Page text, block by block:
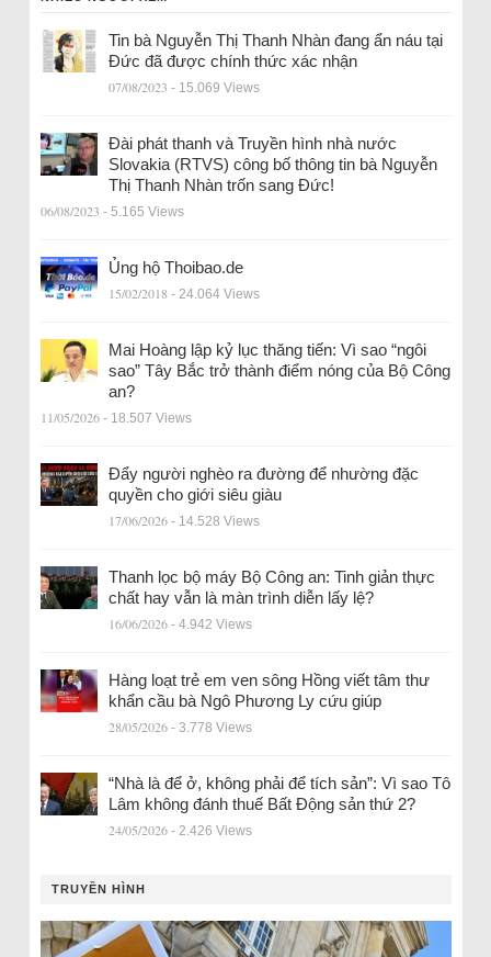
Tin bà Nguyễn Thị Thanh Nhàn đang ẩn náu tại
Đức đã được chính thức xác nhận
07/08/2023 - 15.069 Views
Đài phát thanh và Truyền hình nhà nước
Slovakia (RTVS) công bố thông tin bà Nguyễn
Thị Thanh Nhàn trốn sang Đức!
06/08/2023 - 5.165 Views
Ủng hộ Thoibao.de
15/02/2018 - 24.064 Views
Mai Hoàng lập kỷ lục thăng tiến: Vì sao “ngôi
sao” Tây Bắc trở thành điểm nóng của Bộ Công
an?
11/05/2026 - 18.507 Views
Đẩy người nghèo ra đường để nhường đặc
quyền cho giới siêu giàu
17/06/2026 - 14.528 Views
Thanh lọc bộ máy Bộ Công an: Tinh giản thực
chất hay vẫn là màn trình diễn lấy lệ?
16/06/2026 - 4.942 Views
Hàng loạt trẻ em ven sông Hồng viết tâm thư
khẩn cầu bà Ngô Phương Ly cứu giúp
28/05/2026 - 3.778 Views
“Nhà là để ở, không phải để tích sản”: Vì sao Tô
Lâm không đánh thuế Bất Động sản thứ 2?
24/05/2026 - 2.426 Views
TRUYỀN HÌNH